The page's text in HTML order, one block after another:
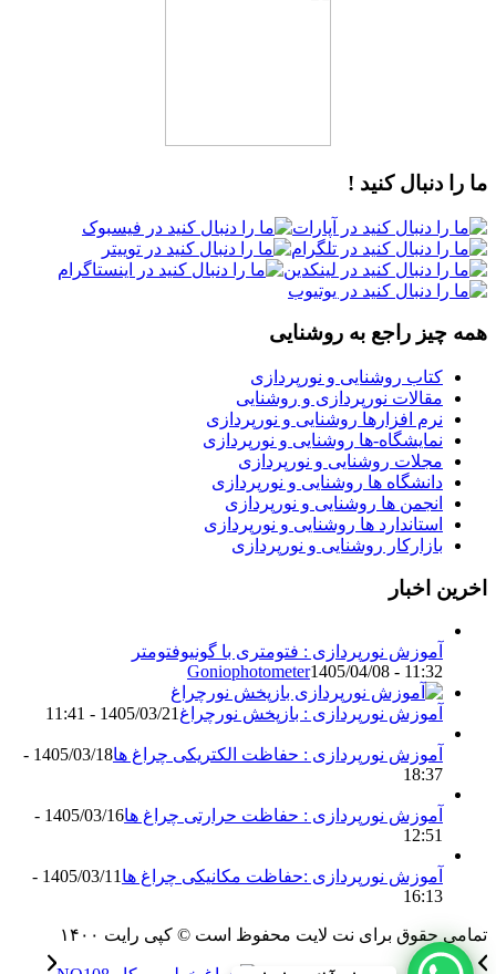
ما را دنبال کنید !
همه چیز راجع به روشنایی
کتاب روشنایی و نورپردازی
مقالات نورپردازی و روشنایی
نرم افزارها روشنایی و نورپردازی
نمایشگاه-ها روشنایی و نورپردازی
مجلات روشنایی و نورپردازی
دانشگاه ها روشنایی و نورپردازی
انجمن ها روشنایی و نورپردازی
استاندارد ها روشنایی و نورپردازی
بازارکار روشنایی و نورپردازی
اخرین اخبار
آموزش نورپردازی : فتومتری با گونیوفتومتر
Goniophotometer1405/04/08 - 11:32
آموزش نورپردازی : بازپخش نورچراغ1405/03/21 - 11:41
آموزش نورپردازی : حفاظت الکتریکی چراغ ها
1405/03/18 -
18:37
آموزش نورپردازی : حفاظت حرارتی چراغ ها
1405/03/16 -
12:51
آموزش نورپردازی :حفاظت مکانیکی چراغ ها
1405/03/11 -
16:13
تمامی حقوق برای نت لایت محفوظ است © کپی رایت ۱۴۰۰